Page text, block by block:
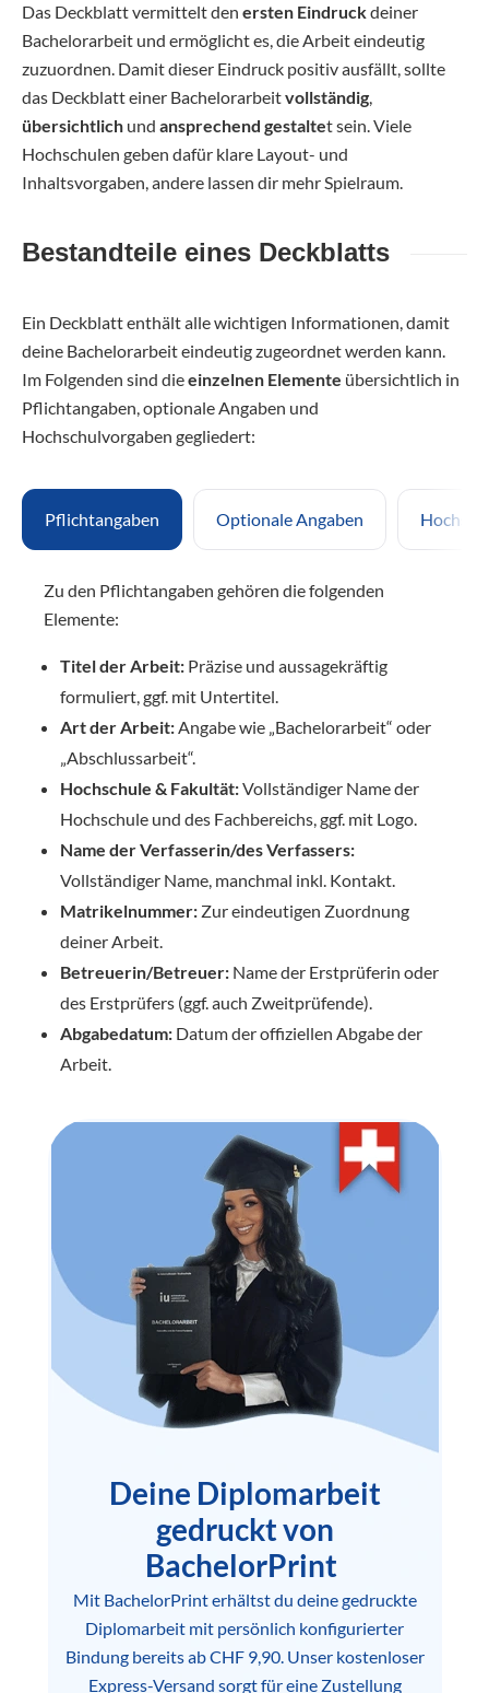
Das Deckblatt vermittelt den ersten Eindruckdeiner
Bachelorarbeit und ermöglicht es, die Arbeit eindeutig
zuzuordnen. Damit dieser Eindruck positiv ausfällt, sollte
das Deckblatt einer Bachelorarbeitvollständig,
übersichtlich und ansprechend gestaltet sein. Viele
Hochschulen geben dafür klare Layout- und
Inhaltsvorgaben, andere lassen dir mehr Spielraum.
Bestandteile eines Deckblatts
Ein Deckblatt enthält alle wichtigen Informationen, damit
deine Bachelorarbeit eindeutig zugeordnet werden kann.
Im Folgenden sind dieeinzelnen Elemente übersichtlich in
Pflichtangaben, optionale Angaben und
Hochschulvorgaben gegliedert:
Pflichtangaben Optionale Angaben
Zu den Pflichtangaben gehören die folgenden
Elemente:
Titel der Arbeit: Präzise und aussagekräftig
formuliert, ggf. mit Untertitel.
Art der Arbeit:Angabe wie „Bachelorarbeit“ oder
„Abschlussarbeit“.
Hochschule & Fakultät:Vollständiger Name der
Hochschule und des Fachbereichs, ggf. mit Logo.
Name der Verfasserin/des Verfassers:
Vollständiger Name, manchmal inkl. Kontakt.
Matrikelnummer: Zur eindeutigen Zuordnung
deiner Arbeit.
Betreuerin/Betreuer: Name der Erstprüferin oder
des Erstprüfers (ggf. auch Zweitprüfende).
Abgabedatum: Datum der offiziellen Abgabe der
Arbeit.
Deine Diplomarbeit
gedruckt von
BachelorPrint
Mit BachelorPrint erhältst du deine gedruckte
Diplomarbeit mit persönlich konfigurierter
Bindung bereits ab CHF 9,90. Unser kostenloser
Express-Versand sorgt für eine Zustellung